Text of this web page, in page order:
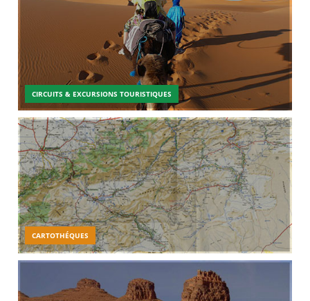
CIRCUITS & EXCURSIONS TOURISTIQUES
CARTOTHÉQUES